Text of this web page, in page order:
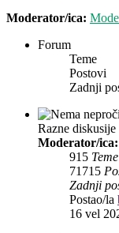
Moderator/ica:
Forum
Teme
Postovi
Zadnji
Razne
Moderator/ica:
915 Teme
71715
Zadnji
Postao/la
16 vel